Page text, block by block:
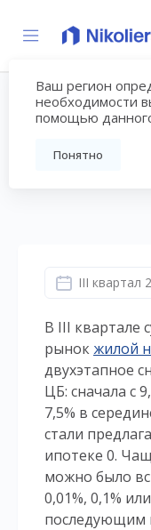
Ваш регион
необходимости
помощью
Понятно
Жилая
Москвы.
III квартал
В III квартале
рынокжилой
двухэтапное
ЦБ: сначала с
7,5% в
стали
ипотеке 0.
можно было
0,01%, 0,1%
последующим